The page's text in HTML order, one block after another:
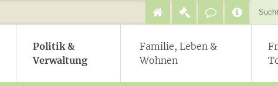
Politik &
Verwaltung
Familie, Leben &
Wohnen